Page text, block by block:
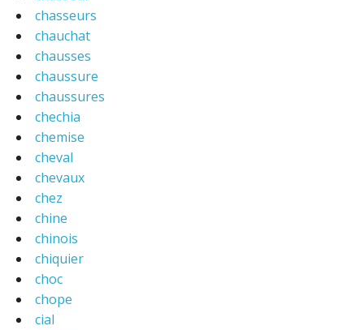
chasseurs
chauchat
chausses
chaussure
chaussures
chechia
chemise
cheval
chevaux
chez
chine
chinois
chiquier
choc
chope
cial